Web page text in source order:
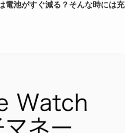
電池がすぐ減る？そんな時には充